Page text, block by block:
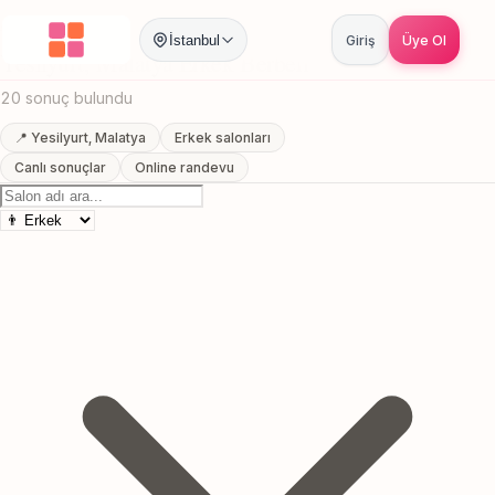
İstanbul Giriş Üye Ol
Anasayfa / Malatya Yesilyurt Erkek Berberi
Yesilyurt, Malatya Erkek Berberi
20 sonuç bulundu
📍 Yesilyurt, Malatya
Erkek salonları
Canlı sonuçlar
Online randevu